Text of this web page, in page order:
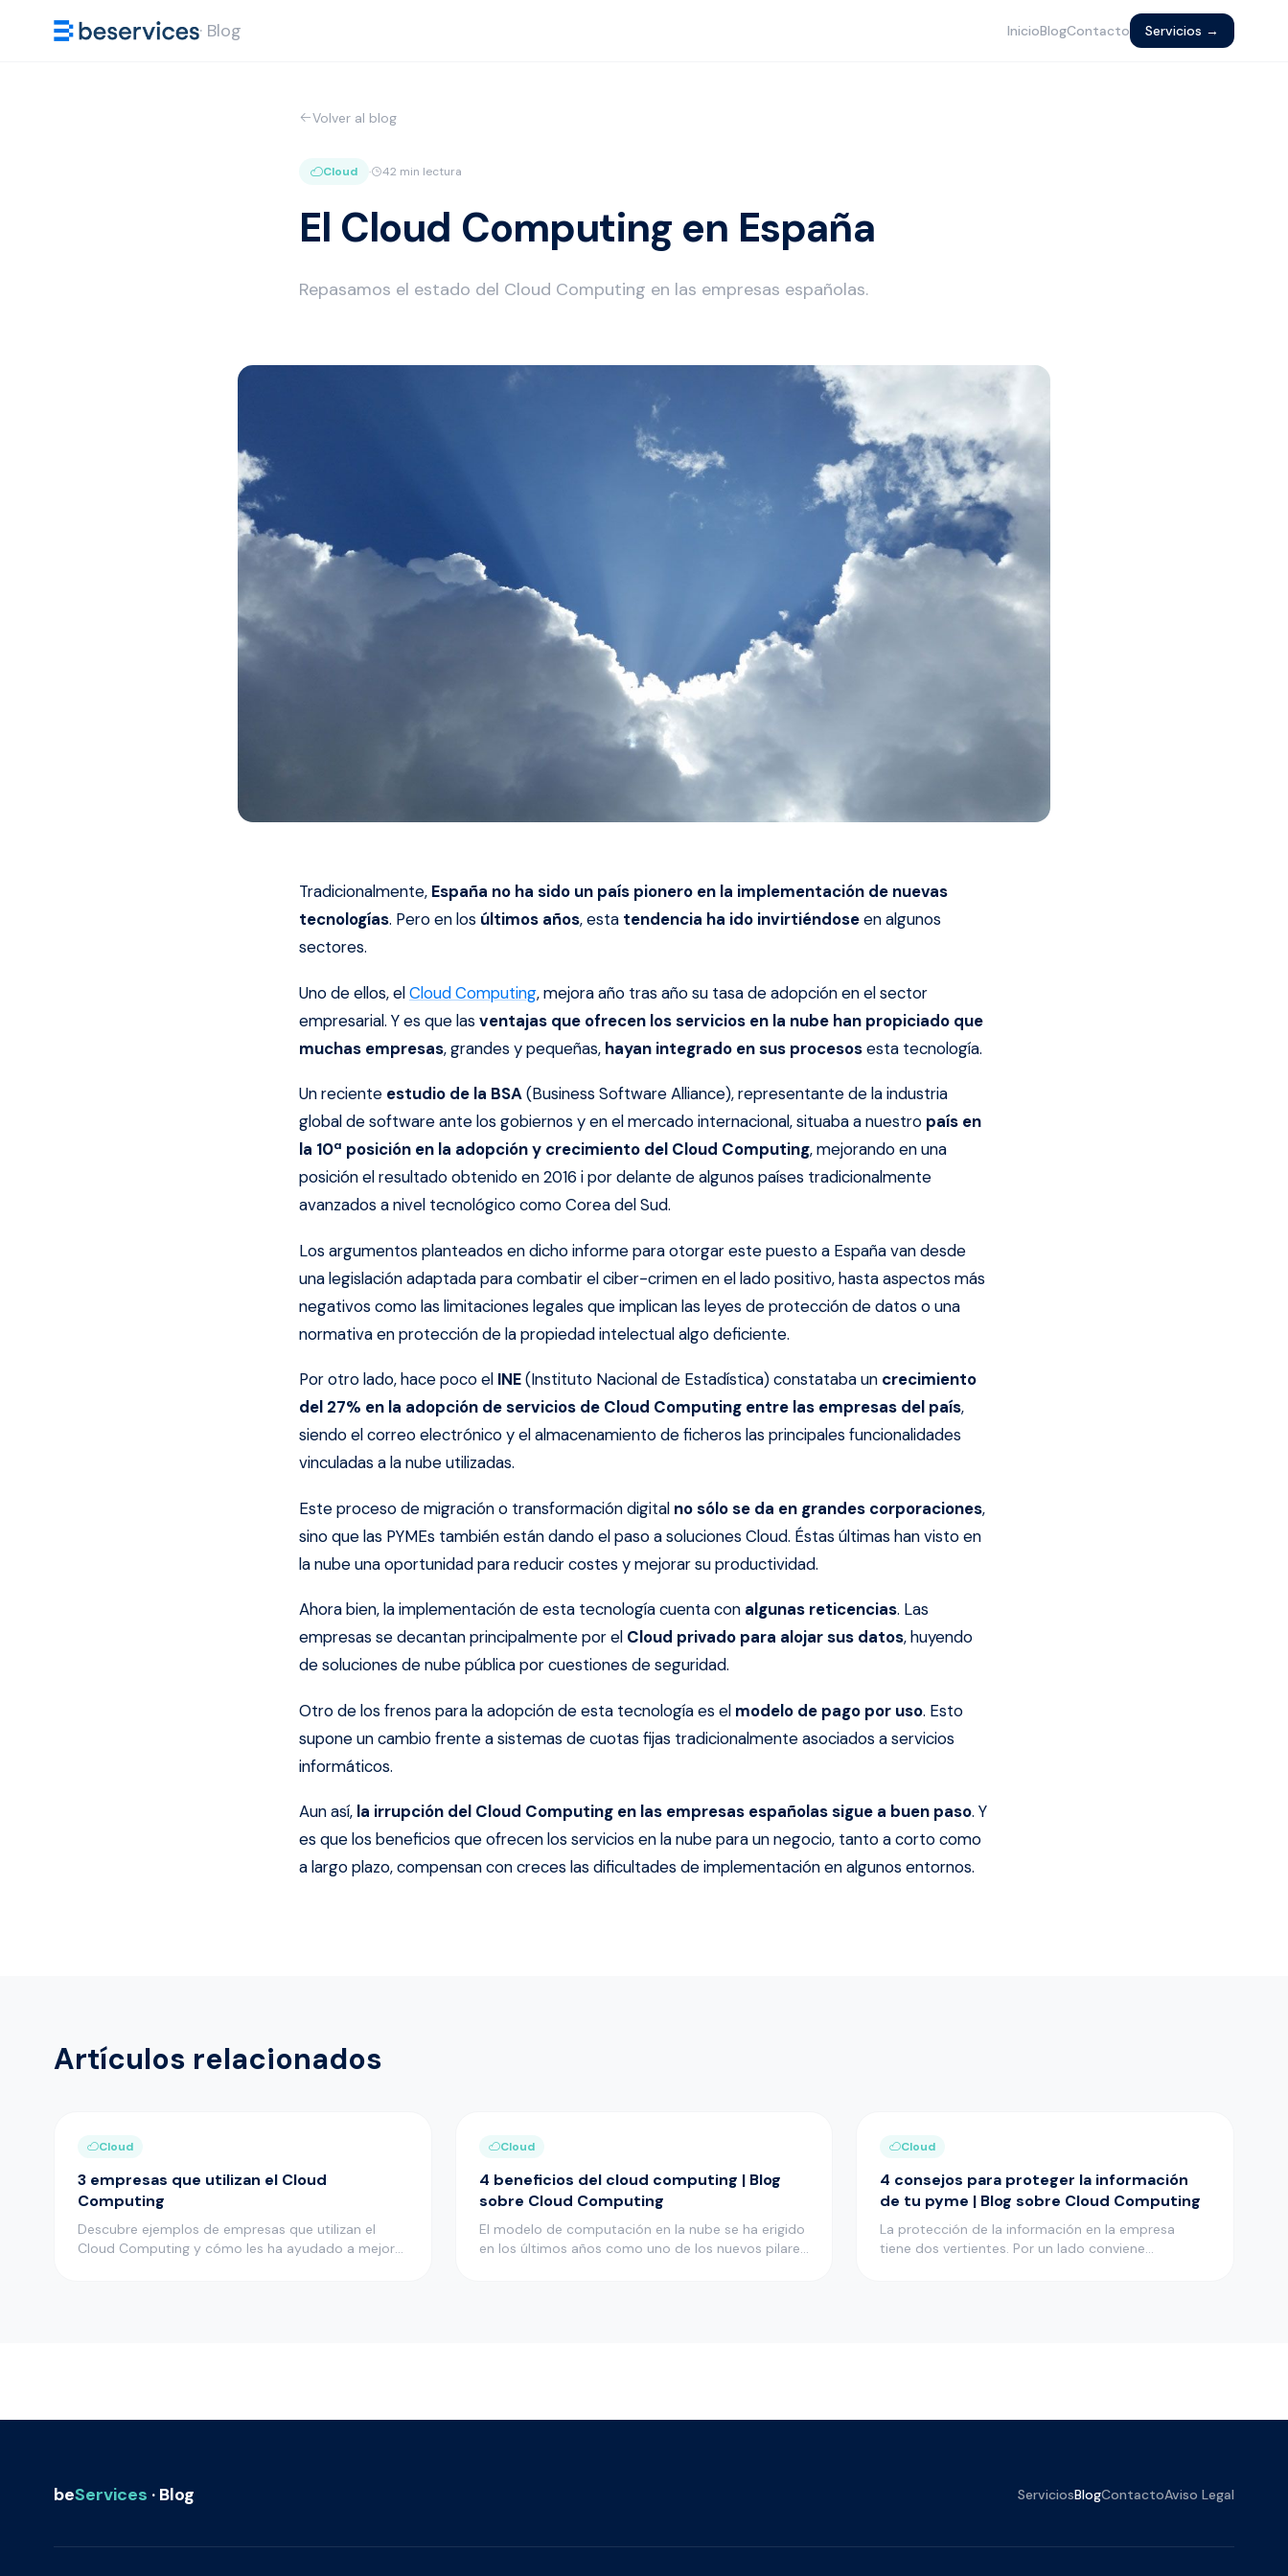
· Blog InicioBlogContacto Servicios →
Volver al blog
Cloud · 42 min lectura
El Cloud Computing en España
Repasamos el estado del Cloud Computing en las empresas españolas.
Tradicionalmente, España no ha sido un país pionero en la implementación de nuevas
tecnologías. Pero en los últimos años, esta tendencia ha ido invirtiéndoseen algunos
sectores.
Uno de ellos, elCloud Computing, mejora año tras año su tasa de adopción en el sector
empresarial. Y es que las ventajas que ofrecen los servicios en la nube han propiciado que
muchas empresas, grandes y pequeñas, hayan integrado en sus procesosesta tecnología.
Un reciente estudio de la BSA(Business Software Alliance), representante de la industria
global de software ante los gobiernos y en el mercado internacional, situaba a nuestro país en
la 10ª posición en la adopción y crecimiento del Cloud Computing, mejorando en una
posición el resultado obtenido en 2016 i por delante de algunos países tradicionalmente
avanzados a nivel tecnológico como Corea del Sud.
Los argumentos planteados en dicho informe para otorgar este puesto a España van desde
una legislación adaptada para combatir el ciber-crimen en el lado positivo, hasta aspectos más
negativos como las limitaciones legales que implican las leyes de protección de datos o una
normativa en protección de la propiedad intelectual algo deficiente.
Por otro lado, hace poco el INE(Instituto Nacional de Estadística) constataba un crecimiento
del 27% en la adopción de servicios de Cloud Computing entre las empresas del país,
siendo el correo electrónico y el almacenamiento de ficheros las principales funcionalidades
vinculadas a la nube utilizadas.
Este proceso de migración o transformación digital no sólo se da en grandes corporaciones,
sino que las PYMEs también están dando el paso a soluciones Cloud. Éstas últimas han visto en
la nube una oportunidad para reducir costes y mejorar su productividad.
Ahora bien, la implementación de esta tecnología cuenta con algunas reticencias. Las
empresas se decantan principalmente por el Cloud privado para alojar sus datos, huyendo
de soluciones de nube pública por cuestiones de seguridad.
Otro de los frenos para la adopción de esta tecnología es el modelo de pago por uso. Esto
supone un cambio frente a sistemas de cuotas fijas tradicionalmente asociados a servicios
informáticos.
Aun así, la irrupción del Cloud Computing en las empresas españolas sigue a buen paso. Y
es que los beneficios que ofrecen los servicios en la nube para un negocio, tanto a corto como
a largo plazo, compensan con creces las dificultades de implementación en algunos entornos.
Artículos relacionados
Cloud
3 empresas que utilizan el Cloud
Computing
Descubre ejemplos de empresas que utilizan el
Cloud Computing y cómo les ha ayudado a mejorar
Cloud
4 beneficios del cloud computing | Blog
sobre Cloud Computing
El modelo de computación en la nube se ha erigido
en los últimos años como uno de los nuevos pilares
Cloud
4 consejos para proteger la información
de tu pyme | Blog sobre Cloud Computing
La protección de la información en la empresa
tiene dos vertientes. Por un lado conviene
beServices · Blog ServiciosBlogContactoAviso Legal